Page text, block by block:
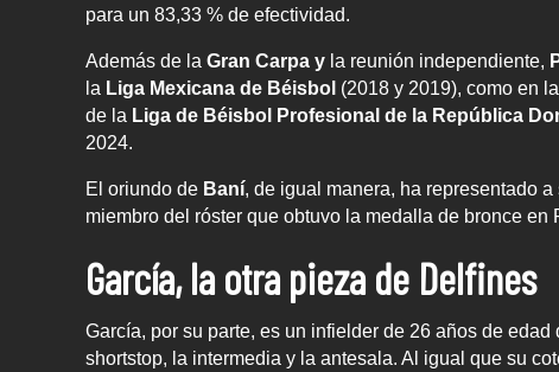
para un 83,33 % de efectividad.
Además de la Gran Carpa y la reunión independiente,
la Liga Mexicana de Béisbol (2018 y 2019), como en la
de la Liga de Béisbol Profesional de la República
2024.
El oriundo de Baní, de igual manera, ha representado
miembro del róster que obtuvo la medalla de bronce en
García, la otra pieza de Delfines
García, por su parte, es un infielder de 26 años de
shortstop, la intermedia y la antesala. Al igual que su